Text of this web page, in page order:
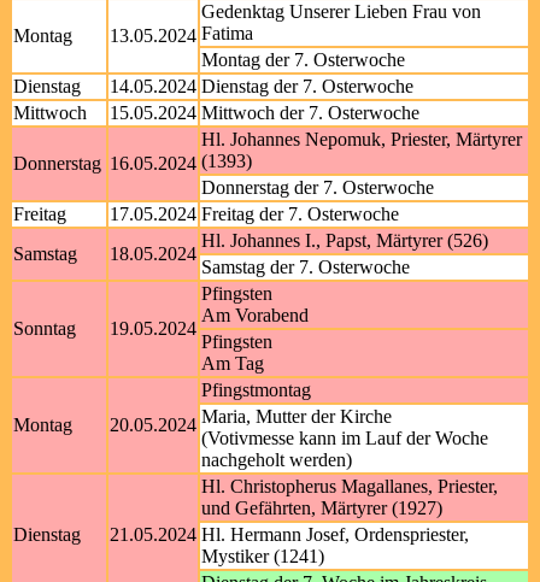
Montag 13.05.2024
Gedenktag Unserer Lieben Frau von
Fatima
Montag der 7. Osterwoche
Dienstag
14.05.2024 Dienstag der 7. Osterwoche
Mittwoch
15.05.2024 Mittwoch der 7. Osterwoche
Donnerstag 16.05.2024
Hl. Johannes Nepomuk, Priester, Märtyrer
(1393)
Donnerstag der 7. Osterwoche
Freitag
17.05.2024 Freitag der 7. Osterwoche
Samstag
18.05.2024
Hl. Johannes I., Papst, Märtyrer (526)
Samstag der 7. Osterwoche
Sonntag 19.05.2024
Pfingsten
Am Vorabend
Pfingsten
Am Tag
Montag 20.05.2024
Pfingstmontag
Maria, Mutter der Kirche
(Votivmesse kann im Lauf der Woche
nachgeholt werden)
Dienstag 21.05.2024
Hl. Christopherus Magallanes, Priester,
und Gefährten, Märtyrer (1927)
Hl. Hermann Josef, Ordenspriester,
Mystiker (1241)